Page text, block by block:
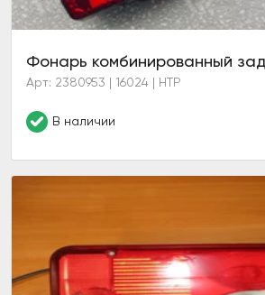
Арт: 2380953 | 16024 | HTP
В наличии